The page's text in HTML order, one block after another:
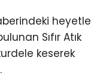
heyetle
Sıfır Atık
keserek